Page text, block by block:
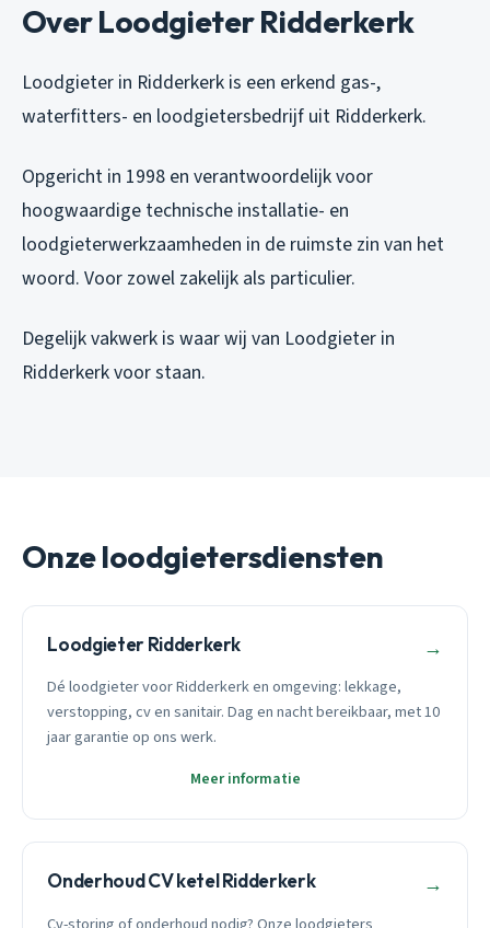
Over Loodgieter Ridderkerk
Loodgieter in Ridderkerk is een erkend gas-,
waterfitters- en loodgietersbedrijf uit Ridderkerk.
Opgericht in 1998 en verantwoordelijk voor
hoogwaardige technische installatie- en
loodgieterwerkzaamheden in de ruimste zin van het
woord. Voor zowel zakelijk als particulier.
Degelijk vakwerk is waar wij van Loodgieter in
Ridderkerk voor staan.
Onze loodgietersdiensten
Loodgieter Ridderkerk →
Dé loodgieter voor Ridderkerk en omgeving: lekkage,
verstopping, cv en sanitair. Dag en nacht bereikbaar, met 10
jaar garantie op ons werk.
Meer informatie
Onderhoud CV ketel Ridderkerk →